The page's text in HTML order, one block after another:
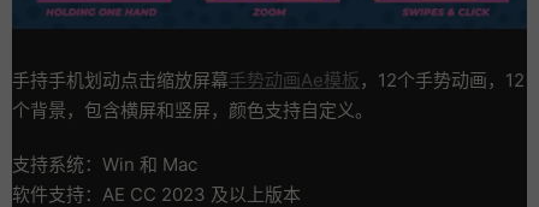
手持手机划动点击缩放屏幕手势动画Ae模板 ，12个手势动画，12
个背景，包含横屏和竖屏，颜色支持自定义。
支持系统：Win 和 Mac
软件支持：AE CC 2023 及以上版本